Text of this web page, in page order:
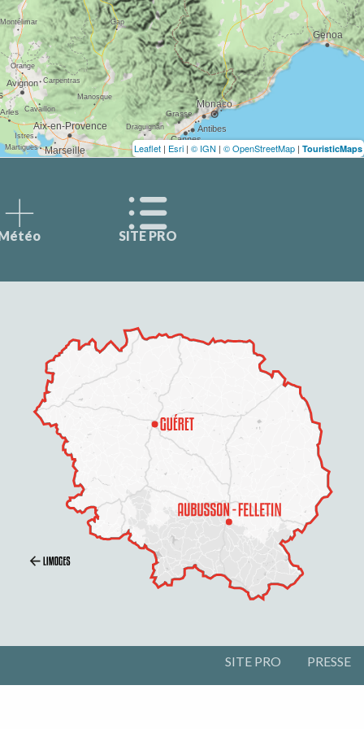
Leaflet | Esri | © IGN | © OpenStreetMap | TouristicMaps
SITE PRO
SITE PRO PRESSE